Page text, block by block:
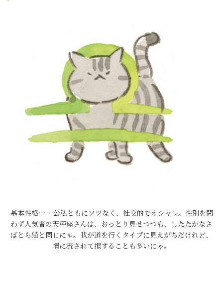
基本性格……公私ともにソツなく、社交的でオシャレ。性別を問
わず人気者の天秤座さんは、おっとり見せつつも、したたかなさ
ばとら猫と同じにゃ。我が道を行くタイプに見えがちだけれど、
情に流されて損することも多いにゃ。